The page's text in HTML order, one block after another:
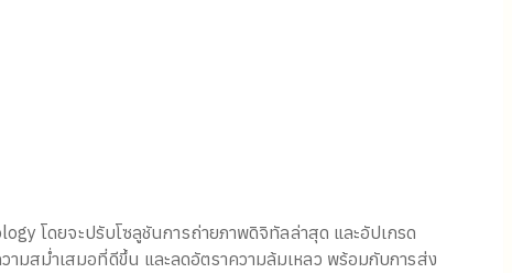
โดยจะปรับโซลูชันการถ่ายภาพดิจิทัลล่าสุด และอัปเกรด
มสม่ำเสมอที่ดีขึ้น และลดอัตราความล้มเหลว พร้อมกับการส่ง